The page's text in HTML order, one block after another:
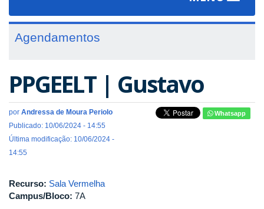
Agendamentos
PPGEELT | Gustavo
por Andressa de Moura Periolo
Publicado: 10/06/2024 - 14:55
Última modificação: 10/06/2024 -
14:55
Whatsapp
Recurso: Sala Vermelha
Campus/Bloco: 7A